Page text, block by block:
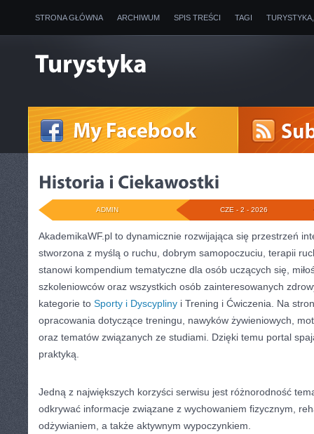
STRONA GŁÓWNA ARCHIWUM SPIS TREŚCI TAGI
CZE - 2 - 2026
ADMIN
AkademikaWF.pl to dynamicznie rozwijająca się przestrzeń
stworzona z myślą o ruchu, dobrym samopoczuciu, terapii
stanowi kompendium tematyczne dla osób uczących się,
szkoleniowców oraz wszystkich osób zainteresowanych
kategorie to Sporty i Dyscypliny i Trening i Ćwiczenia. Na
opracowania dotyczące treningu, nawyków żywieniowych,
oraz tematów związanych ze studiami. Dzięki temu portal
praktyką.
Jedną z największych korzyści serwisu jest różnorodność
odkrywać informacje związane z wychowaniem fizycznym,
odżywianiem, a także aktywnym wypoczynkiem.